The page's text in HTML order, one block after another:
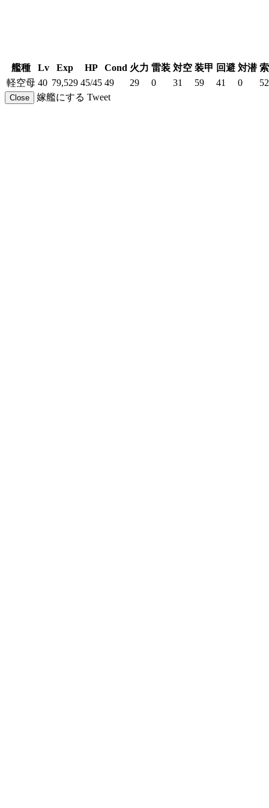
艦種 Lv Exp HP Cond 火力 雷装 対空 装甲 回避 対潜
軽空母 40 79,529 45/45 49 29 0 31 59 41 0 52
Close 嫁艦にする Tweet